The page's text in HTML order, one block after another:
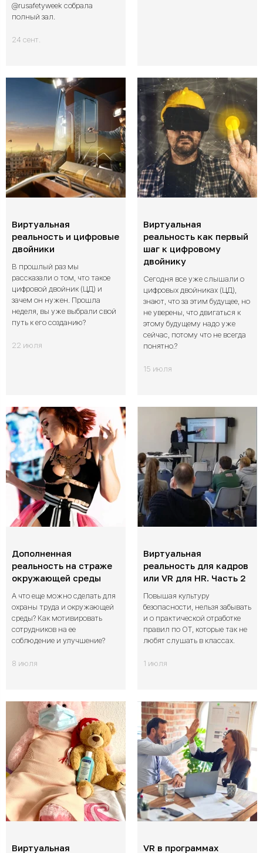
@rusafetyweek собрала
полный зал.
24 сент.
Виртуальная
реальность и цифровые
двойники
В прошлый раз мы
рассказали о том, что такое
цифровой двойник (ЦД) и
зачем он нужен. Прошла
неделя, вы уже выбрали свой
путь к его созданию?
22 июля
Виртуальная
реальность как первый
шаг к цифровому
двойнику
Сегодня все уже слышали о
цифровых двойниках (ЦД),
знают, что за этим будущее, но
не уверены, что двигаться к
этому будущему надо уже
сейчас, потому что не всегда
понятно.?
15 июля
Дополненная
реальность на страже
окружающей среды
А что еще можно сделать для
охраны труда и окружающей
среды? Как мотивировать
сотрудников на ее
соблюдение и улучшение?
8 июля
Виртуальная
реальность для кадров
или VR для HR. Часть 2
Повышая культуру
безопасности, нельзя забывать
и о практической отработке
правил по ОТ, которые так не
любят слушать в классах.
1 июля
Виртуальная VR в программах